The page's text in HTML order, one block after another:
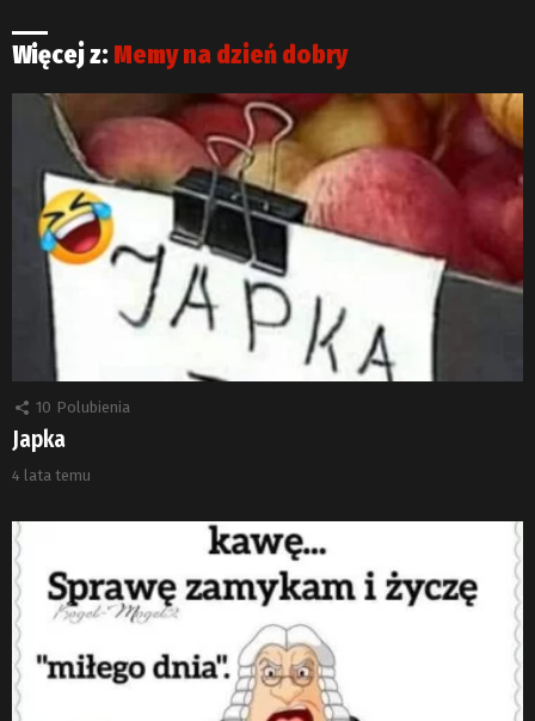
Więcej z: Memy na dzień dobry
10 Polubienia
Japka
4 lata temu